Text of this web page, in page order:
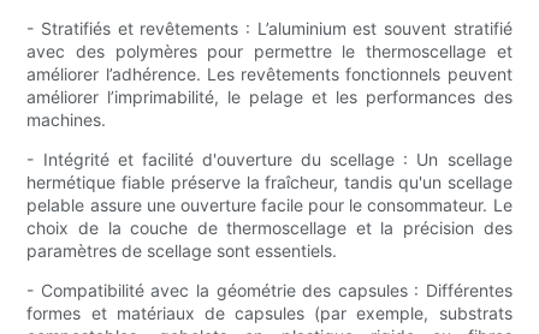
- Stratifiés et revêtements : L’aluminium est souvent stratifié
avec des polymères pour permettre le thermoscellage et
améliorer l’adhérence. Les revêtements fonctionnels peuvent
améliorer l’imprimabilité, le pelage et les performances des
machines.
- Intégrité et facilité d'ouverture du scellage : Un scellage
hermétique fiable préserve la fraîcheur, tandis qu'un scellage
pelable assure une ouverture facile pour le consommateur. Le
choix de la couche de thermoscellage et la précision des
paramètres de scellage sont essentiels.
- Compatibilité avec la géométrie des capsules : Différentes
formes et matériaux de capsules (par exemple, substrats